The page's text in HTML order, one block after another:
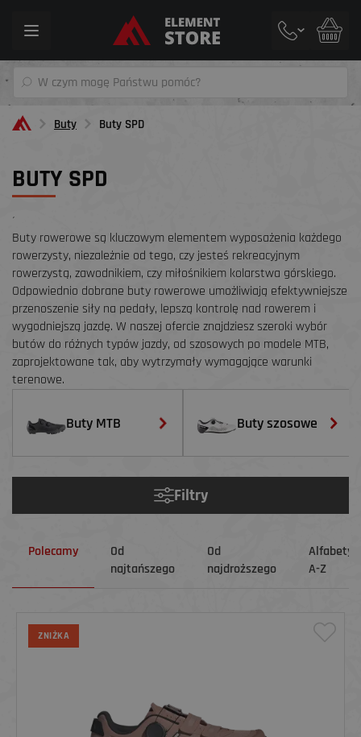
Toggle
Buty Buty SPD
BUTY SPD
´
Buty rowerowe są kluczowym elementem wyposażenia każdego
rowerzysty, niezależnie od tego, czy jesteś rekreacyjnym
rowerzystą, zawodnikiem, czy miłośnikiem kolarstwa górskiego.
Odpowiednio dobrane buty rowerowe umożliwiają efektywniejsze
przenoszenie siły na pedały, lepszą kontrolę nad rowerem i
wygodniejszą jazdę. W naszej ofercie znajdziesz szeroki wybór
butów do różnych typów jazdy, od szosowych po modele MTB,
zaprojektowane tak, aby wytrzymały wymagające warunki
terenowe.
Buty MTB Buty szosowe
Filtry
Polecamy
Od
najtańszego
Od
najdroższego
A-Z
ZNIŻKA